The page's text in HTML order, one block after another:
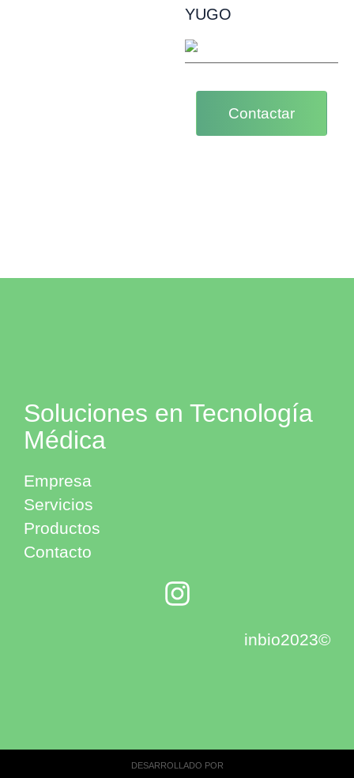
YUGO
Contactar
Soluciones en Tecnología
Médica
Empresa
Servicios
Productos
Contacto
inbio2023©
DESARROLLADO POR